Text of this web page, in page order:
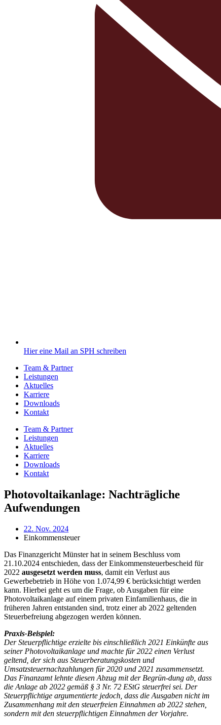
Hier eine Mail an SPH schreiben
Team & Partner
Leistungen
Aktuelles
Karriere
Downloads
Kontakt
Team & Partner
Leistungen
Aktuelles
Karriere
Downloads
Kontakt
Photovoltaikanlage: Nachträgliche
Aufwendungen
22. Nov. 2024
Einkommensteuer
Das Finanzgericht Münster hat in seinem Beschluss vom
21.10.2024 entschieden, dass der Einkommensteuerbescheid für
2022 ausgesetzt werden muss, damit ein Verlust aus
Gewerbebetrieb in Höhe von 1.074,99 € berücksichtigt werden
kann. Hierbei geht es um die Frage, ob Ausgaben für eine
Photovoltaikanlage auf einem privaten Einfamilienhaus, die in
früheren Jahren entstanden sind, trotz einer ab 2022 geltenden
Steuerbefreiung abgezogen werden können.
Praxis-Beispiel:
Der Steuerpflichtige erzielte bis einschließlich 2021 Einkünfte aus
seiner Photovoltaikanlage und machte für 2022 einen Verlust
geltend, der sich aus Steuerberatungskosten und
Umsatzsteuernachzahlungen für 2020 und 2021 zusammensetzt.
Das Finanzamt lehnte diesen Abzug mit der Begrün-dung ab, dass
die Anlage ab 2022 gemäß § 3 Nr. 72 EStG steuerfrei sei. Der
Steuerpflichtige argumentierte jedoch, dass die Ausgaben nicht im
Zusammenhang mit den steuerfreien Einnahmen ab 2022 stehen,
sondern mit den steuerpflichtigen Einnahmen der Vorjahre.